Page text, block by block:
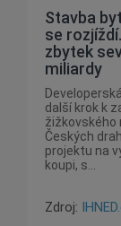
Stavba
se
zbytek
miliardy
další krok k
žižkovského
Českých
projektu na
koupi, s...
Zdroj: